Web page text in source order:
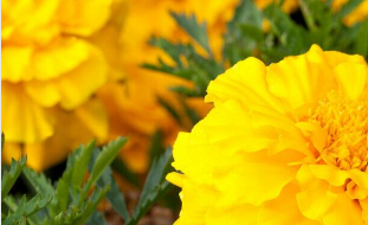
Dezinfekcija, tīrīšana,
Dažādi(75)
Tomātu diena 21.augustā
Ievešanas atļaujas 2025
Visas datu drošības lapas (DDL)
vienuviet